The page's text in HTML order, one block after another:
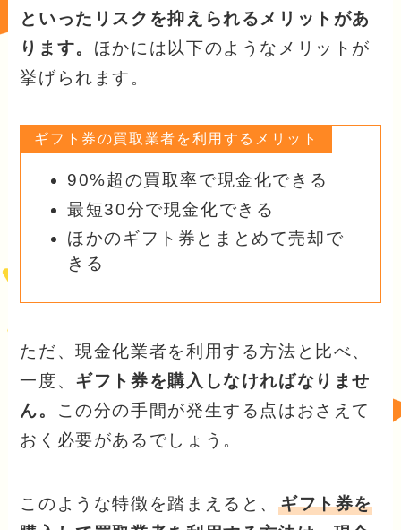
といったリスクを抑えられるメリットがあ
ります。 ほかには以下のようなメリットが
挙げられます。
ギフト券の買取業者を利用するメリット
90%超の買取率で現金化できる
最短30分で現金化できる
ほかのギフト券とまとめて売却で
きる
ただ、現金化業者を利用する方法と比べ、
一度、 ギフト券を購入しなければなりませ
ん。
この分の手間が発生する点はおさえて
おく必要があるでしょう。
このような特徴を踏まえると、 ギフト券を